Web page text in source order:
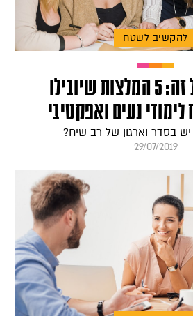
להקשיב לשטח
כך תדברו על זה: 5 המלצות שיובילו
נעים ואפקטיבי
בסדר וארגון של רב שיח?
29/07/2019